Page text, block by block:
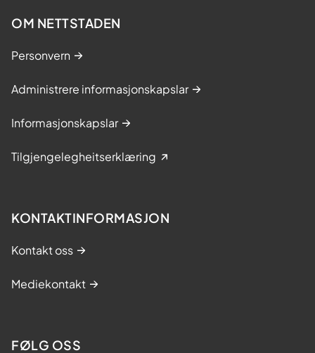
OM NETTSTADEN
Personvern
Administrere informasjonskapslar
Informasjonskapslar
Tilgjengelegheitserklæring
KONTAKTINFORMASJON
Kontakt oss
Mediekontakt
FØLG OSS